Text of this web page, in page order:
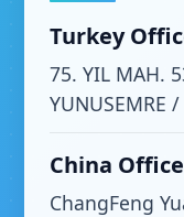
Turkey
75. YIL MAH.
YUNUSEMRE
China Office
ChangFeng